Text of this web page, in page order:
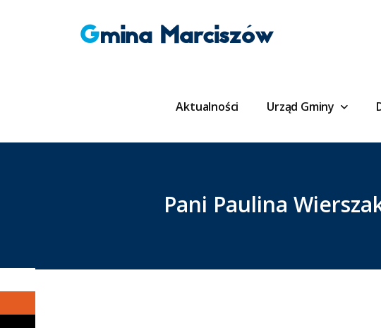
Gmina Marciszów
Aktualności Urząd Gminy
Pani Paulina